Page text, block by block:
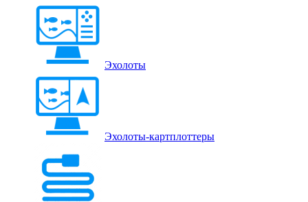
Эхолоты
Эхолоты-картплоттеры